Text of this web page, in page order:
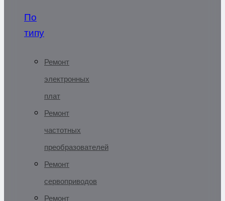
По
типу
Ремонт
электронных
плат
Ремонт
частотных
преобразователей
Ремонт
сервоприводов
Ремонт